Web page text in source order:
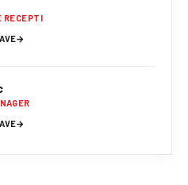
RECEPTI
→
→